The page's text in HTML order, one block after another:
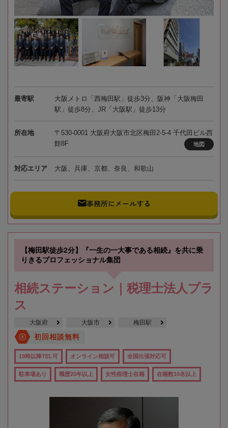
最寄駅
大阪メトロ「西梅田駅」徒歩3分、阪神「大阪梅田
駅」徒歩8分、JR「大阪駅」徒歩13分
所在地
〒530-0001 大阪府大阪市北区梅田2-5-4 千代田ビル西
館8F
地図
対応エリア 大阪、兵庫、京都、奈良、和歌山
事務所にメールする
【梅田駅徒歩2分】『一生の一大事である相続』を共に乗
りきるプロフェッショナル集団
相続ステーション｜税理士法人プラ
ス
大阪府 大阪市 梅田駅
初回相談無料
19時以降TEL可 オンライン相談可 全国出張対応可
駐車場あり 職歴20年以上 女性税理士在籍 在籍数10名以上